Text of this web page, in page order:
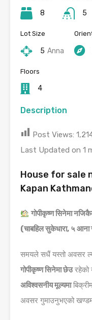
8 5
Lot Size
5 Anna
Floors
4
Description
Post Views:
Last Updated on 1
House for sale
Kapan
गोपीकृष्ण सिनेमा
(चाबहिल सुकेधारा, ५ आना
समयले सधैं यस्तो अवसर
गोपीकृष्ण सिनेमा छेउरहेको
अविश्वसनीय मूल्यमा
अवसर गुमाउनुभएको